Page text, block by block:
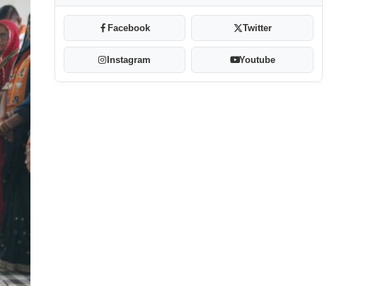
Facebook Twitter
Instagram Youtube